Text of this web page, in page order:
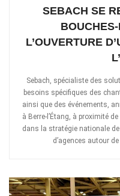
SEBACH SE
L’OUVERTURE
Sebach, spécialiste des
besoins spécifiques des
ainsi que des événements,
à Berre-l’Étang, à proximité
dans la stratégie nationale
d’agences autour